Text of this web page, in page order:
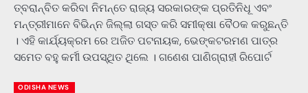
ତ୍ବରାନ୍ବିତ କରିବା ନିମନ୍ତେ ରାଜ୍ୟ ସରକାରଙ୍କ ପ୍ରତିନିଧୂ ଏବଂ
ମନ୍ତ୍ରୀମାନେ ବିଭିନ୍ନ ଜିଲ୍ଲା ଗସ୍ତ କରି ସମୀକ୍ଷା ବୈଠକ କରୁଛନ୍ତି
। ଏହି କାର୍ଯ୍ୟକ୍ରମ ରେ ଅଜିତ ପଟନାୟକ, ଭେଙ୍କଟରମଣ ପାତ୍ର
ସମେତ ବହୁ କର୍ମୀ ଉପସ୍ଥିତ ଥିଲେ । ଗଣେଶ ପାଣିଗ୍ରାହୀ ରିପୋର୍ଟ
ODISHA NEWS